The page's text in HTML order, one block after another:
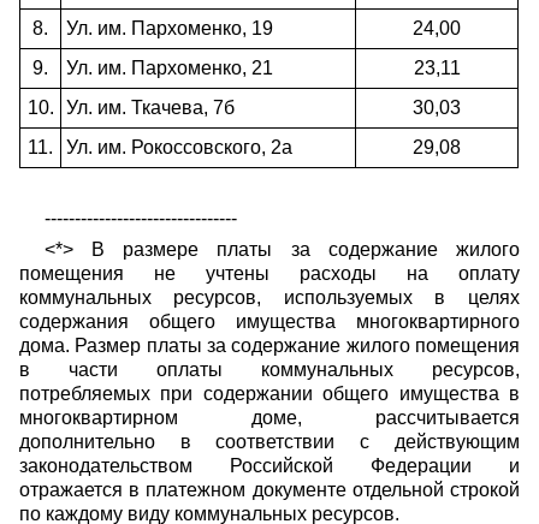
8.
Ул. им. Пархоменко, 19
24,00
9.
Ул. им. Пархоменко, 21
23,11
10.
Ул. им. Ткачева, 7б
30,03
11.
Ул. им. Рокоссовского, 2а 29,08
--------------------------------
<*> В размере платы за содержание жилого
помещения не учтены расходы на оплату
коммунальных ресурсов, используемых в целях
содержания общего имущества многоквартирного
дома. Размер платы за содержание жилого помещения
в части оплаты коммунальных ресурсов,
потребляемых при содержании общего имущества в
многоквартирном доме, рассчитывается
дополнительно в соответствии с действующим
законодательством Российской Федерации и
отражается в платежном документе отдельной строкой
по каждому виду коммунальных ресурсов.